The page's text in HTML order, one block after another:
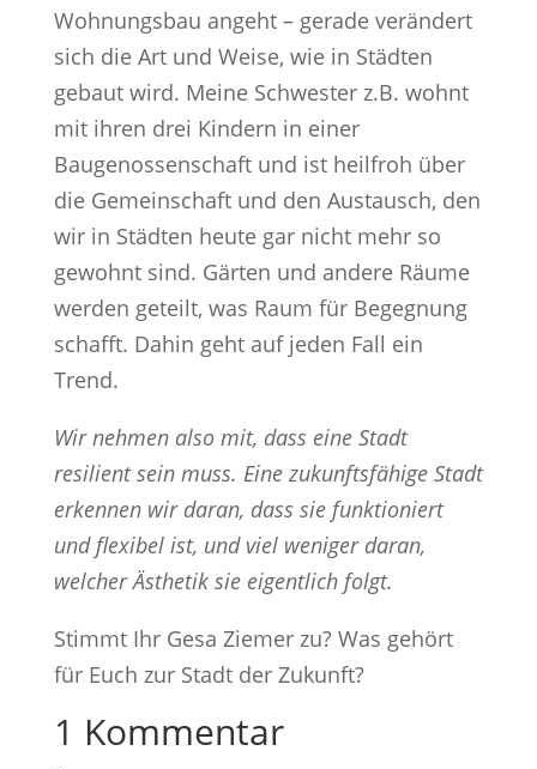
Wohnungsbau angeht – gerade verändert
sich die Art und Weise, wie in Städten
gebaut wird. Meine Schwester z.B. wohnt
mit ihren drei Kindern in einer
Baugenossenschaft und ist heilfroh über
die Gemeinschaft und den Austausch, den
wir in Städten heute gar nicht mehr so
gewohnt sind. Gärten und andere Räume
werden geteilt, was Raum für Begegnung
schafft. Dahin geht auf jeden Fall ein
Trend.
Wir nehmen also mit, dass eine Stadt
resilient sein muss. Eine zukunftsfähige Stadt
erkennen wir daran, dass sie funktioniert
und flexibel ist, und viel weniger daran,
welcher Ästhetik sie eigentlich folgt.
Stimmt Ihr Gesa Ziemer zu? Was gehört
für Euch zur Stadt der Zukunft?
1 Kommentar